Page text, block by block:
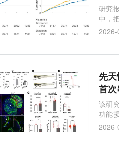
行性疾病
斑马鱼 TAK1基因
局
胶质母细胞瘤 性别差异
研究
中，
2%。
2026-
先
首
该研
功能
肌局
2026-